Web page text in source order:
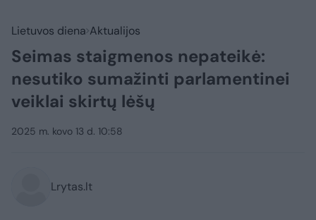
Lietuvos diena Aktualijos
Seimas staigmenos nepateikė:
nesutiko sumažinti parlamentinei
veiklai skirtų lėšų
2025 m. kovo 13 d. 10:58
Lrytas.lt